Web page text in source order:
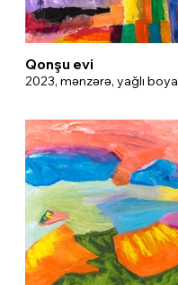
Qonşu evi
2023, mənzərə, yağlı boya